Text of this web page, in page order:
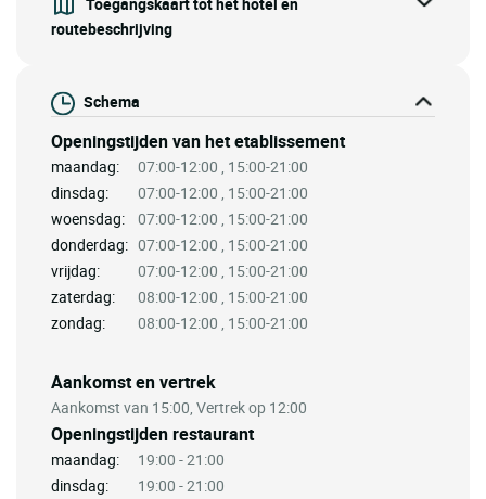
routebeschrijving
Schema
Openingstijden van het etablissement
maandag:
07:00-12:00 , 15:00-21:00
dinsdag:
07:00-12:00 , 15:00-21:00
woensdag:
07:00-12:00 , 15:00-21:00
donderdag: 07:00-12:00 , 15:00-21:00
vrijdag:
07:00-12:00 , 15:00-21:00
zaterdag:
08:00-12:00 , 15:00-21:00
zondag:
08:00-12:00 , 15:00-21:00
Aankomst en vertrek
Aankomst van 15:00, Vertrek op 12:00
Openingstijden restaurant
maandag:
19:00 - 21:00
dinsdag:
19:00 - 21:00